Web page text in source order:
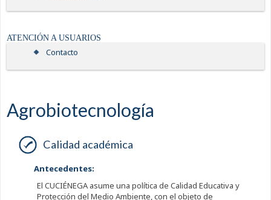
ATENCIÓN A USUARIOS
Contacto
Agrobiotecnología
Calidad académica
Antecedentes:
El CUCIÉNEGA asume una política de Calidad Educativa y
Protección del Medio Ambiente, con el objeto de